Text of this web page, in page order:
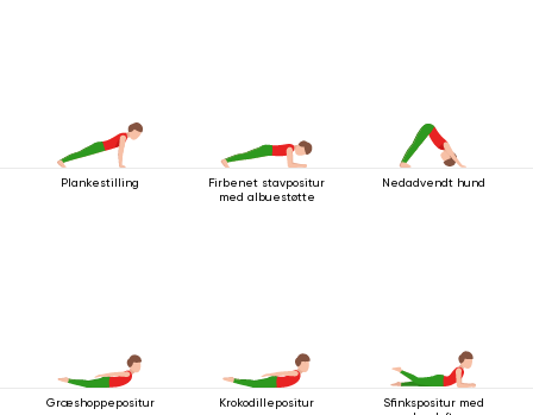
Plankestilling
Firbenet stavpositur
med albuestøtte
Nedadvendt hund
Græshoppepositur Krokodillepositur
Sfinkspositur med